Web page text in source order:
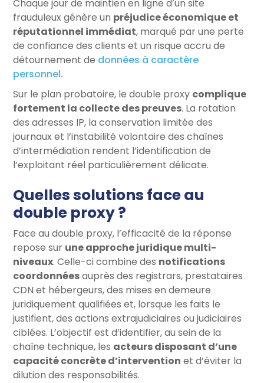
Chaque jour de maintien en ligne d’un site
frauduleux génère un préjudice économique et
réputationnel immédiat, marqué par une perte
de confiance des clients et un risque accru de
détournement de données à caractère
personnel.
Sur le plan probatoire, le double proxy complique
fortement la collecte des preuves. La rotation
des adresses IP, la conservation limitée des
journaux et l’instabilité volontaire des chaînes
d’intermédiation rendent l’identification de
l’exploitant réel particulièrement délicate.
Quelles solutions face au
double proxy ?
Face au double proxy, l’efficacité de la réponse
repose sur une approche juridique multi-
niveaux. Celle-ci combine des notifications
coordonnéesauprès des registrars, prestataires
CDN et hébergeurs, des mises en demeure
juridiquement qualifiées et, lorsque les faits le
justifient, des actions extrajudiciaires ou judiciaires
ciblées. L’objectif est d’identifier, au sein de la
chaîne technique, les acteurs disposant d’une
capacité concrète d’intervention et d’éviter la
dilution des responsabilités.